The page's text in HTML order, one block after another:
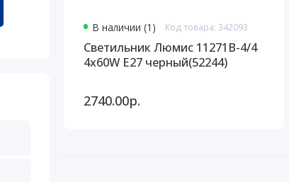
В наличии (1) Код товара: 342093
Светильник Люмис 11271В-4/4
4x60W Е27 черный(52244)
2740.00р.